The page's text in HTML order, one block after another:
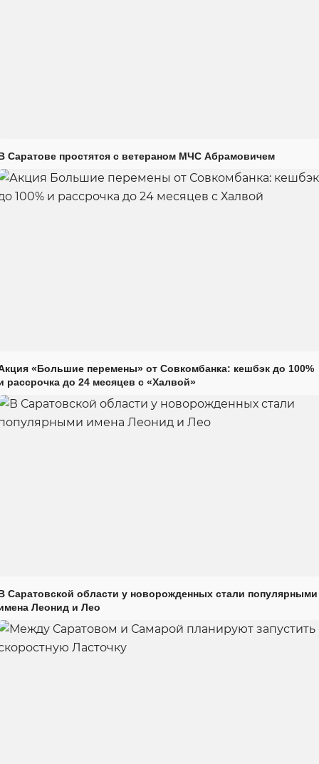
Саратове простятся с ветераном МЧС Абрамовичем
«Большие перемены» от Совкомбанка: кешбэк до 100%
рассрочка до 24 месяцев с «Халвой»
Саратовской области у новорожденных стали популярными
Леонид и Лео